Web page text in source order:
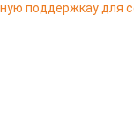
поддержкау для